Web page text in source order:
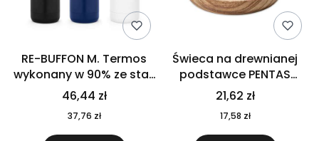
RE-BUFFON M. Termos
wykonany w 90% ze stali
nierdzewnej
pochodzącej z
recyklingu 520 ml 94294
46,44 zł
37,76 zł
Świeca na drewnianej
podstawce PENTAS
MO6282-40
21,62 zł
17,58 zł